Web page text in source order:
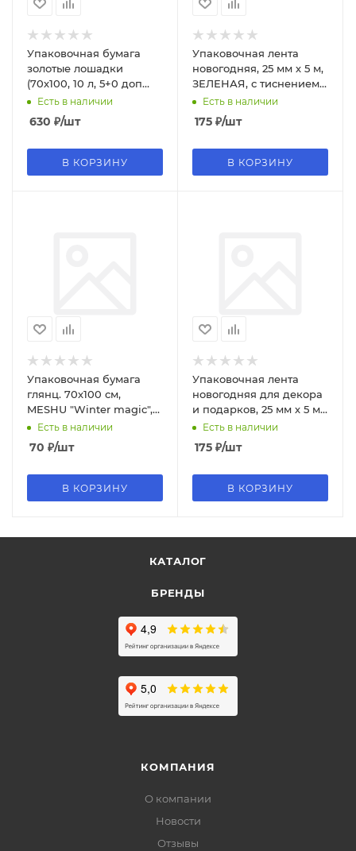
Упаковочная бумага
золотые лошадки
(70х100, 10 л, 5+0 доп
пантон золото),
УБ-6137н-й
Есть в наличии
630 ₽/шт
В КОРЗИНУ
Упаковочная лента
новогодняя, 25 мм х 5 м,
ЗЕЛЕНАЯ, с тиснением,
ЗОЛОТАЯ СКАЗК, 592416
Есть в наличии
175 ₽/шт
В КОРЗИНУ
Упаковочная бумага
глянц. 70х100 см,
MESHU "Winter magic",
80г/м2, ассорти 5
дизайнов, MS_66819
Есть в наличии
70 ₽/шт
В КОРЗИНУ
Упаковочная лента
новогодняя для декора
и подарков, 25 мм х 5 м,
БЕЛАЯ, с тиснением,
592413
Есть в наличии
175 ₽/шт
В КОРЗИНУ
КАТАЛОГ
БРЕНДЫ
КОМПАНИЯ
О компании
Новости
Отзывы